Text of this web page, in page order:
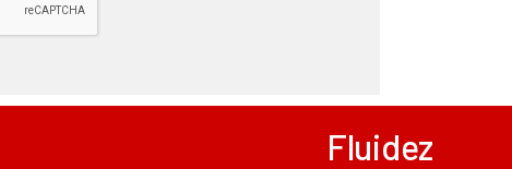
Fluidez